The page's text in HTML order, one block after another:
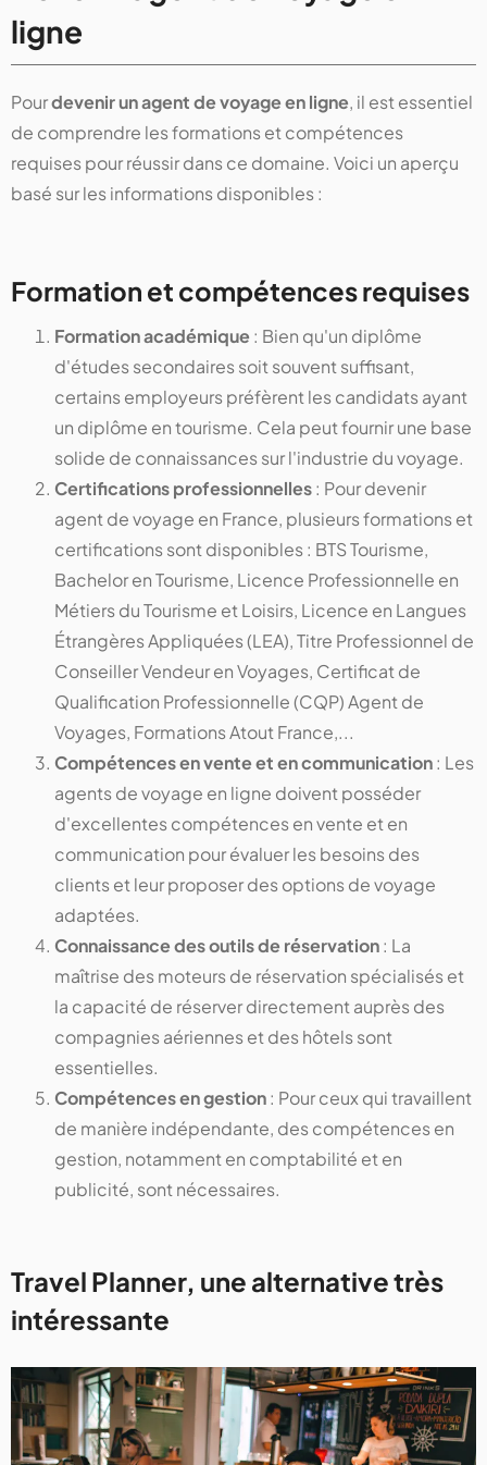
ligne
Pourdevenir un agent de voyage en ligne, il est essentiel
de comprendre les formations et compétences
requises pour réussir dans ce domaine. Voici un aperçu
basé sur les informations disponibles :
Formation et compétences requises
Formation académique: Bien qu'un diplôme
d'études secondaires soit souvent suffisant,
certains employeurs préfèrent les candidats ayant
un diplôme en tourisme. Cela peut fournir une base
solide de connaissances sur l'industrie du voyage.
Certifications professionnelles: Pour devenir
agent de voyage en France, plusieurs formations et
certifications sont disponibles : BTS Tourisme,
Bachelor en Tourisme, Licence Professionnelle en
Métiers du Tourisme et Loisirs, Licence en Langues
Étrangères Appliquées (LEA), Titre Professionnel de
Conseiller Vendeur en Voyages, Certificat de
Qualification Professionnelle (CQP) Agent de
Voyages, Formations Atout France,...
Compétences en vente et en communication: Les
agents de voyage en ligne doivent posséder
d'excellentes compétences en vente et en
communication pour évaluer les besoins des
clients et leur proposer des options de voyage
adaptées.
Connaissance des outils de réservation: La
maîtrise des moteurs de réservation spécialisés et
la capacité de réserver directement auprès des
compagnies aériennes et des hôtels sont
essentielles.
Compétences en gestion: Pour ceux qui travaillent
de manière indépendante, des compétences en
gestion, notamment en comptabilité et en
publicité, sont nécessaires.
Travel Planner, une alternative très
intéressante